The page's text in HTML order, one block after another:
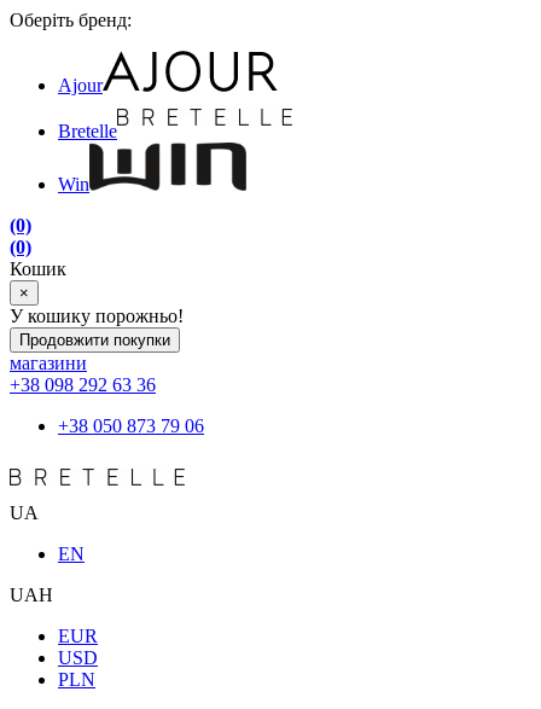
Оберіть бренд:
Ajour
Bretelle
Win
(0)
(0)
Кошик
×
У кошику порожньо!
Продовжити покупки
магазини
+38 098 292 63 36
+38 050 873 79 06
UA
EN
UAH
EUR
USD
PLN